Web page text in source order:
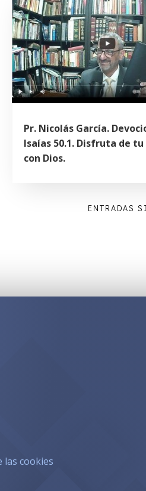
Pr. Nicolás García.
Isaías 50.1. Disfruta de
con Dios.
ENTRADAS
cookies